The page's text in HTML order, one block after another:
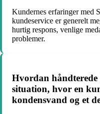
Kundernes erfaringer
kundeservice er generelt
hurtig respons, venlige
problemer.
Hvordan
situation, hvor en
kondensvand og et